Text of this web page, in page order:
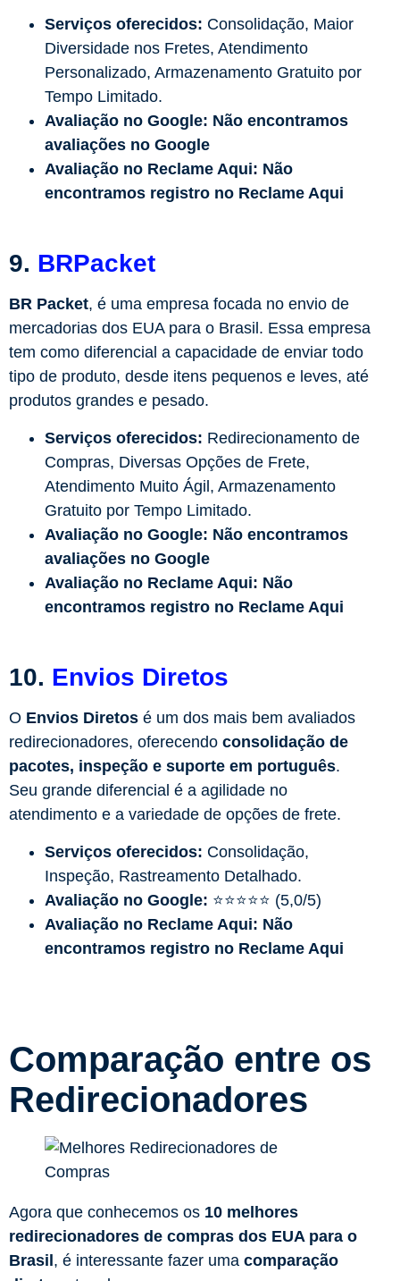
Serviços oferecidos: Consolidação, Maior
Diversidade nos Fretes, Atendimento
Personalizado, Armazenamento Gratuito por
Tempo Limitado.
Avaliação no Google: Não encontramos
avaliações no Google
Avaliação no Reclame Aqui: Não
encontramos registro no Reclame Aqui
9. BRPacket
BR Packet, é uma empresa focada no envio de
mercadorias dos EUA para o Brasil. Essa empresa
tem como diferencial a capacidade de enviar todo
tipo de produto, desde itens pequenos e leves, até
produtos grandes e pesado.
Serviços oferecidos: Redirecionamento de
Compras, Diversas Opções de Frete,
Atendimento Muito Ágil, Armazenamento
Gratuito por Tempo Limitado.
Avaliação no Google: Não encontramos
avaliações no Google
Avaliação no Reclame Aqui: Não
encontramos registro no Reclame Aqui
10. Envios Diretos
O Envios Diretos é um dos mais bem avaliados
redirecionadores, oferecendo consolidação de
pacotes, inspeção e suporte em português.
Seu grande diferencial é a agilidade no
atendimento e a variedade de opções de frete.
Serviços oferecidos: Consolidação,
Inspeção, Rastreamento Detalhado.
Avaliação no Google: ⭐⭐⭐⭐⭐ (5,0/5)
Avaliação no Reclame Aqui: Não
encontramos registro no Reclame Aqui
Comparação entre os
Redirecionadores
Agora que conhecemos os 10 melhores
redirecionadores de compras dos EUA para o
Brasil , é interessante fazer uma comparação